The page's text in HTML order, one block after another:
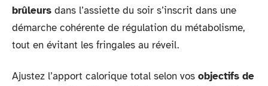
brûleurs dans l’assiette du soir s’inscrit dans une
démarche cohérente de régulation du métabolisme,
tout en évitant les fringales au réveil.
Ajustez l’apport calorique total selon vos objectifs de